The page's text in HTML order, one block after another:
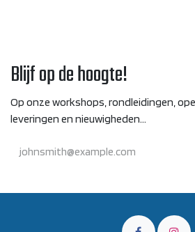
Blijf op de hoogte!
Op onze workshops, rondleidingen,
leveringen en nieuwigheden...